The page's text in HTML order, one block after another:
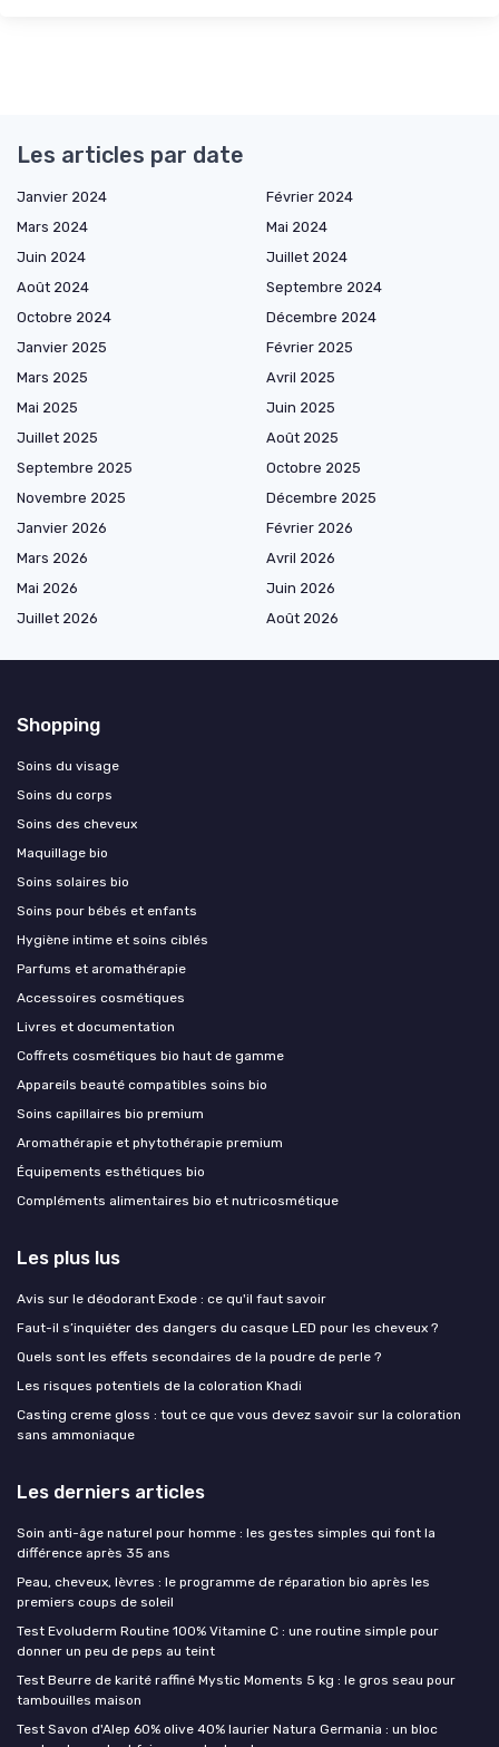
Les articles par date
Janvier 2024
Février 2024
Mars 2024
Mai 2024
Juin 2024
Juillet 2024
Août 2024
Septembre 2024
Octobre 2024
Décembre 2024
Janvier 2025
Février 2025
Mars 2025
Avril 2025
Mai 2025
Juin 2025
Juillet 2025
Août 2025
Septembre 2025
Octobre 2025
Novembre 2025
Décembre 2025
Janvier 2026
Février 2026
Mars 2026
Avril 2026
Mai 2026
Juin 2026
Juillet 2026
Août 2026
Shopping
Soins du visage
Soins du corps
Soins des cheveux
Maquillage bio
Soins solaires bio
Soins pour bébés et enfants
Hygiène intime et soins ciblés
Parfums et aromathérapie
Accessoires cosmétiques
Livres et documentation
Coffrets cosmétiques bio haut de gamme
Appareils beauté compatibles soins bio
Soins capillaires bio premium
Aromathérapie et phytothérapie premium
Équipements esthétiques bio
Compléments alimentaires bio et nutricosmétique
Les plus lus
Avis sur le déodorant Exode : ce qu'il faut savoir
Faut-il s’inquiéter des dangers du casque LED pour les cheveux ?
Quels sont les effets secondaires de la poudre de perle ?
Les risques potentiels de la coloration Khadi
Casting creme gloss : tout ce que vous devez savoir sur la coloration
sans ammoniaque
Les derniers articles
Soin anti-âge naturel pour homme : les gestes simples qui font la
différence après 35 ans
Peau, cheveux, lèvres : le programme de réparation bio après les
premiers coups de soleil
Test Evoluderm Routine 100% Vitamine C : une routine simple pour
donner un peu de peps au teint
Test Beurre de karité raffiné Mystic Moments 5 kg : le gros seau pour
tambouilles maison
Test Savon d'Alep 60% olive 40% laurier Natura Germania : un bloc